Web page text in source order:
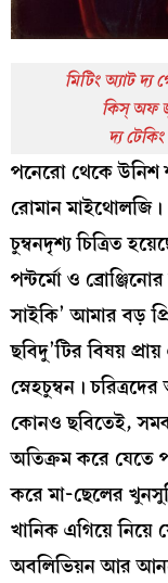
মিটিং অ্যাট
কিস্‌ অফ
দ্য
পনেরো থেকে উনিশ
রোমান
চুম্বনদৃশ্য চিত্রিত
পন্টর্মো ও
সাইকি’ আমার বড়
ছবিদু’টির বিষয়
স্নেহচুম্বন।
কোনও ছবিতেই,
অতিক্রম করে যেতে
করে মা-ছেলের
খানিক এগিয়ে
অবলিভিয়ন আর